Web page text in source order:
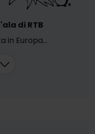
di RTB
in Europa...